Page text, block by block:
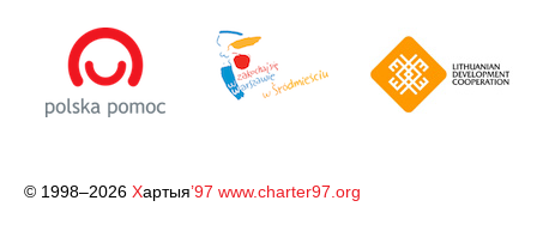
© 1998–2026 Хартыя’97 www.charter97.org